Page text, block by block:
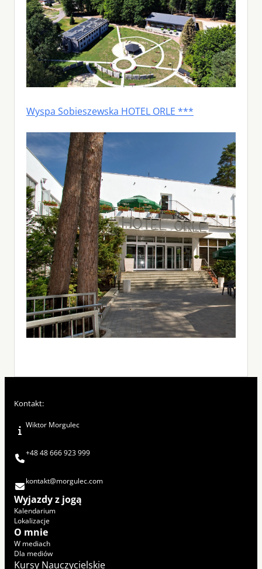
Wyspa Sobieszewska HOTEL ORLE ***
Kontakt:
Wiktor Morgulec
+48 48 666 923 999
kontakt@morgulec.com
Wyjazdy z jogą
Kalendarium
Lokalizacje
O mnie
W mediach
Dla mediów
Kursy Nauczycielskie